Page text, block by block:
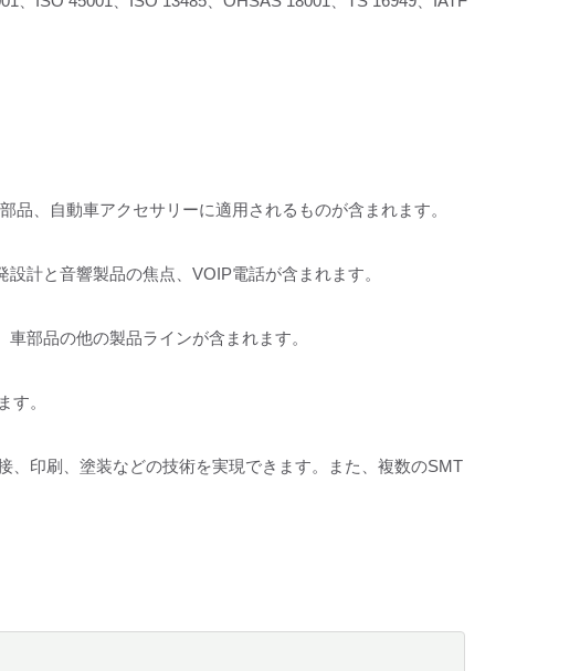
、自動車アクセサリーに適用されるものが含まれます。
計と音響製品の焦点、VOIP電話が含まれます。
部品の他の製品ラインが含まれます。
す。
印刷、塗装などの技術を実現できます。また、複数のSMT